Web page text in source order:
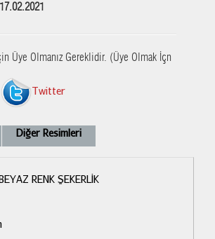
17.02.2021
Üye Olmanız Gereklidir. (Üye Olmak İçn
Twitter
Diğer Resimleri
RENK ŞEKERLİK